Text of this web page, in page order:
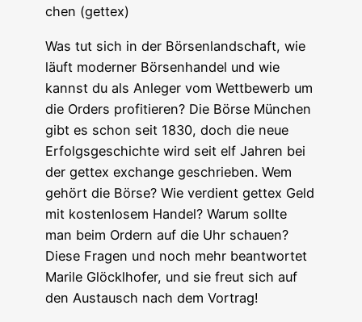
chen (get­tex)
Was tut sich in der Bör­sen­land­schaft, wie
läuft moder­ner Bör­sen­han­del und wie
kannst du als Anle­ger vom Wett­be­werb um
die Orders pro­fi­tie­ren? Die Bör­se Mün­chen
gibt es schon seit 1830, doch die neue
Erfolgs­ge­schich­te wird seit elf Jah­ren bei
der get­tex exch­an­ge geschrie­ben. Wem
gehört die Bör­se? Wie ver­dient get­tex Geld
mit kos­ten­lo­sem Han­del? War­um soll­te
man beim Ordern auf die Uhr schauen?
Die­se Fra­gen und noch mehr beant­wor­tet
Mari­le Glöck­lho­fer, und sie freut sich auf
den Aus­tausch nach dem Vortrag!